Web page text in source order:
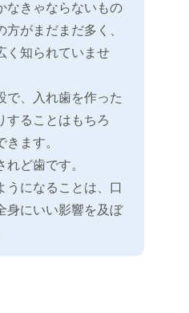
なきゃならないもの
方がまだまだ多く、
く知られていませ
で、入れ歯を作った
することはもちろ
きます。
れど歯です。
うになることは、口
身にいい影響を及ぼ